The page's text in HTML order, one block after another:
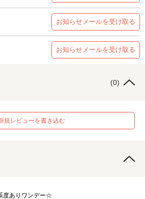
お知らせメールを受け取る
お知らせメールを受け取る
(0)
規レビューを書き込む
度ありワンデー☆